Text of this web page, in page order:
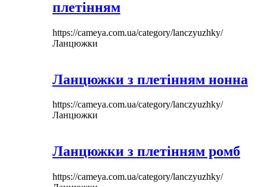
плетінням
https://cameya.com.ua/category/lanczyuzhky/
Ланцюжки
Ланцюжки з плетінням нонна
https://cameya.com.ua/category/lanczyuzhky/
Ланцюжки
Ланцюжки з плетінням ромб
https://cameya.com.ua/category/lanczyuzhky/